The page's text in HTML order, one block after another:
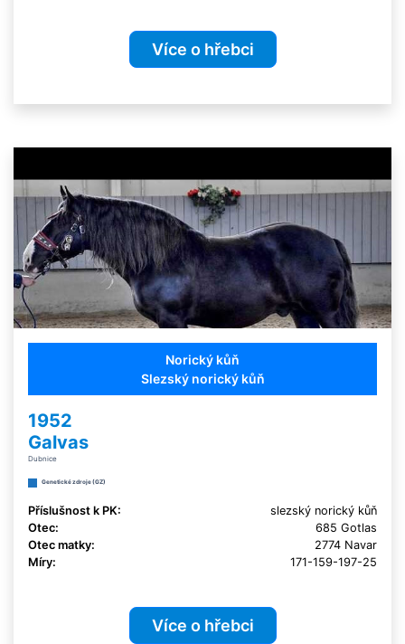
Více o hřebci
Norický kůň
Slezský norický kůň
1952
Galvas
Dubnice
Genetické zdroje (GZ)
Příslušnost k PK:
slezský norický kůň
Otec:
685 Gotlas
Otec matky:
2774 Navar
Míry:
171-159-197-25
Více o hřebci